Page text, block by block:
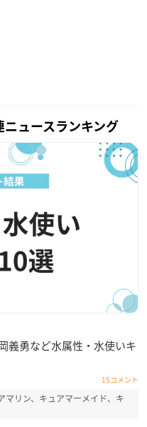
ュースランキング
義勇など水属性・水使いキ
15コメント
マリン、キュアマーメイド、キ